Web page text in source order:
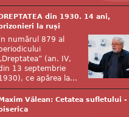
din 1930. 14 ani,
la ruși
numărul 879 al
(an. IV,
13 septembrie
ce apărea la...
Vălean: Cetatea sufletului -
biserica